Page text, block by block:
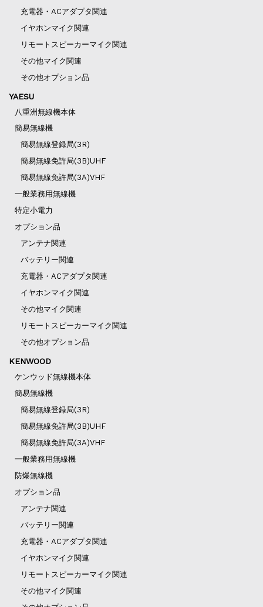
充電器・ACアダプタ関連
イヤホンマイク関連
リモートスピーカーマイク関連
その他マイク関連
その他オプション品
YAESU
八重洲無線機本体
簡易無線機
簡易無線登録局(3R)
簡易無線免許局(3B)UHF
簡易無線免許局(3A)VHF
一般業務用無線機
特定小電力
オプション品
アンテナ関連
バッテリー関連
充電器・ACアダプタ関連
イヤホンマイク関連
その他マイク関連
リモートスピーカーマイク関連
その他オプション品
KENWOOD
ケンウッド無線機本体
簡易無線機
簡易無線登録局(3R)
簡易無線免許局(3B)UHF
簡易無線免許局(3A)VHF
一般業務用無線機
防爆無線機
オプション品
アンテナ関連
バッテリー関連
充電器・ACアダプタ関連
イヤホンマイク関連
リモートスピーカーマイク関連
その他マイク関連